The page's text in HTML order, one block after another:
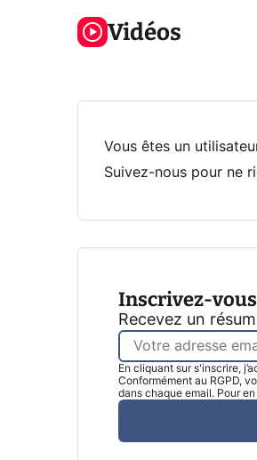
Vidéos
la navigation
privée !
Vous êtes un
Suivez-nous pour ne
Inscrivez-
Recevez un
En cliquant sur s'inscrire,
Conformément au RGPD,
dans chaque email. Pour